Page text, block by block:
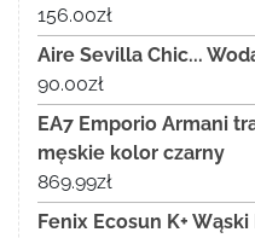
156.00zł
Aire Sevilla Chic...
90.00zł
EA7 Emporio Armani
męskie kolor czarny
869.99zł
Fenix Ecosun K+